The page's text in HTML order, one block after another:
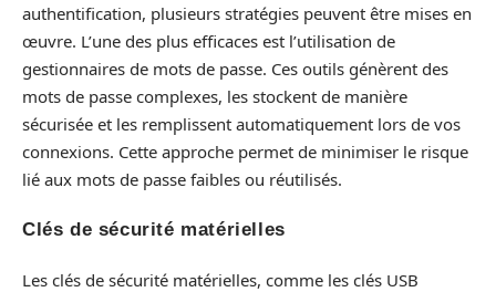
authentification, plusieurs stratégies peuvent être mises en
œuvre. L’une des plus efficaces est l’utilisation de
gestionnaires de mots de passe. Ces outils génèrent des
mots de passe complexes, les stockent de manière
sécurisée et les remplissent automatiquement lors de vos
connexions. Cette approche permet de minimiser le risque
lié aux mots de passe faibles ou réutilisés.
Clés de sécurité matérielles
Les clés de sécurité matérielles, comme les clés USB